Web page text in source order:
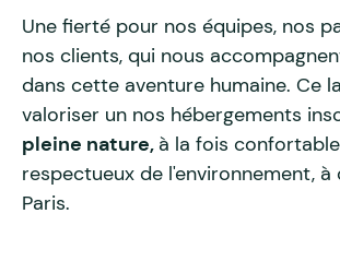
Une fierté pour nos équipes, nos
nos clients, qui nous
dans cette aventure humaine. Ce
valoriser un nos hébergements
pleine nature, à la fois
respectueux de l'environnement, à
Paris.